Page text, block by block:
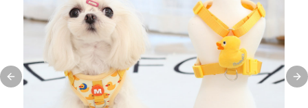
Previous slide